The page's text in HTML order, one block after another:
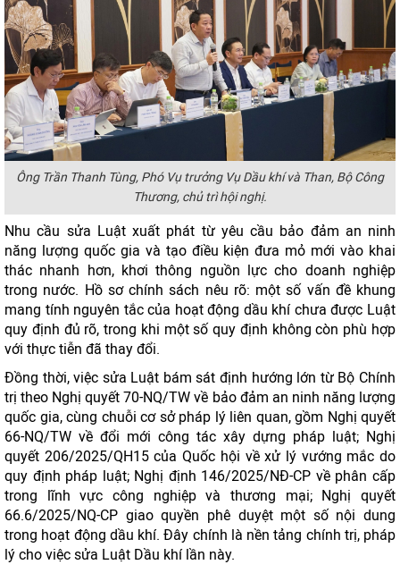
Ông Trần Thanh Tùng, Phó Vụ trưởng Vụ Dầu khí và Than, Bộ Công
Thương, chủ trì hội nghị.
Nhu cầu sửa Luật xuất phát từ yêu cầu bảo đảm an ninh
năng lượng quốc gia và tạo điều kiện đưa mỏ mới vào khai
thác nhanh hơn, khơi thông nguồn lực cho doanh nghiệp
trong nước. Hồ sơ chính sách nêu rõ: một số vấn đề khung
mang tính nguyên tắc của hoạt động dầu khí chưa được Luật
quy định đủ rõ, trong khi một số quy định không còn phù hợp
với thực tiễn đã thay đổi.
Đồng thời, việc sửa Luật bám sát định hướng lớn từ Bộ Chính
trị theo Nghị quyết 70-NQ/TW về bảo đảm an ninh năng lượng
quốc gia, cùng chuỗi cơ sở pháp lý liên quan, gồm Nghị quyết
66-NQ/TW về đổi mới công tác xây dựng pháp luật; Nghị
quyết 206/2025/QH15 của Quốc hội về xử lý vướng mắc do
quy định pháp luật; Nghị định 146/2025/NĐ-CP về phân cấp
trong lĩnh vực công nghiệp và thương mại; Nghị quyết
66.6/2025/NQ-CP giao quyền phê duyệt một số nội dung
trong hoạt động dầu khí. Đây chính là nền tảng chính trị, pháp
lý cho việc sửa Luật Dầu khí lần này.